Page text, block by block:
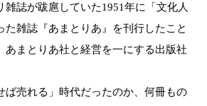
雑誌が跋扈していた1951年に「文化人
た雑誌『あまとりあ』を刊行したこと
あまとりあ社と経営を一にする出版社
ば売れる」時代だったのか、何冊もの